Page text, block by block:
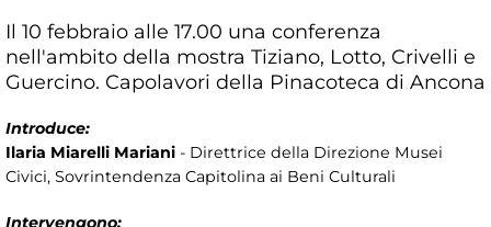
Il 10 febbraio alle 17.00 una conferenza
nell'ambito della mostra Tiziano, Lotto, Crivelli e
Guercino. Capolavori della Pinacoteca di Ancona
Introduce:
Ilaria Miarelli Mariani - Direttrice della Direzione Musei
Civici, Sovrintendenza Capitolina ai Beni Culturali